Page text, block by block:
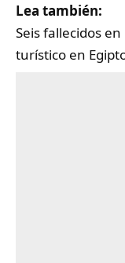
Lea también:
Seis fallecidos
turístico en